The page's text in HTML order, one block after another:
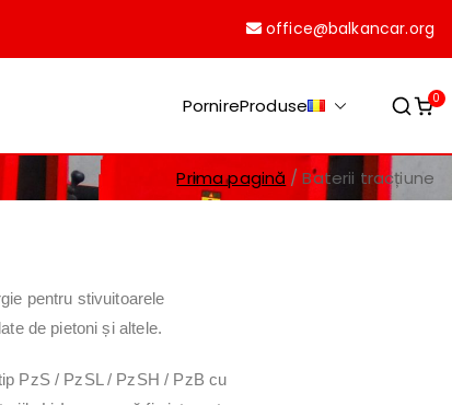
office@balkancar.org
PornireProduse 0
Prima pagină Baterii tracțiune
pentru stivuitoarele
de pietoni și altele.
PzS / PzSL / PzSH / PzB cu